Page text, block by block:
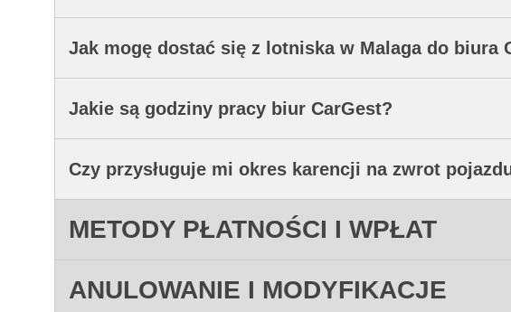
Jak mogę dostać się z lotniska w Malaga do biura
Jakie są godziny pracy biur CarGest?
Czy przysługuje mi okres karencji na zwrot
METODY PŁATNOŚCI I WPŁAT
ANULOWANIE I MODYFIKACJE